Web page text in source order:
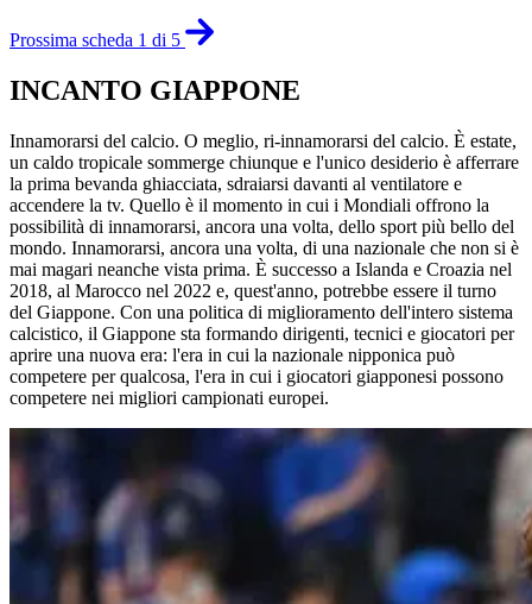
Prossima scheda 1 di 5
INCANTO GIAPPONE
Innamorarsi del calcio. O meglio, ri-innamorarsi del calcio. È estate,
un caldo tropicale sommerge chiunque e l'unico desiderio è afferrare
la prima bevanda ghiacciata, sdraiarsi davanti al ventilatore e
accendere la tv. Quello è il momento in cui i Mondiali offrono la
possibilità di innamorarsi, ancora una volta, dello sport più bello del
mondo. Innamorarsi, ancora una volta, di una nazionale che non si è
mai magari neanche vista prima. È successo a Islanda e Croazia nel
2018, al Marocco nel 2022 e, quest'anno, potrebbe essere il turno
del Giappone. Con una politica di miglioramento dell'intero sistema
calcistico, il Giappone sta formando dirigenti, tecnici e giocatori per
aprire una nuova era: l'era in cui la nazionale nipponica può
competere per qualcosa, l'era in cui i giocatori giapponesi possono
competere nei migliori campionati europei.